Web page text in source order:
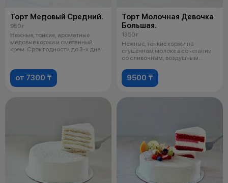
Торт Медовый Средний.
950 г
Нежные, тонкие, ароматные
медовые коржи и сметанный
крем. Срок годности до 3-х дней
от 7300 ₸
Торт Молочная Девочка
Большая.
1350 г
Нежные, тонкие коржи на
сгущенном молоке в сочетании
со сливочным, воздушным
9500 ₸